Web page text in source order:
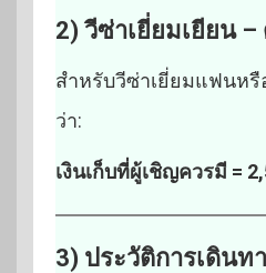
2) วีซ่าเยี่ยมเยียน –
สำหรับวีซ่าเยี่ยมแฟนห
ว่า:
เงินเก็บที่ผู้เชิญควรมี =
3) ประวัติการเดินท